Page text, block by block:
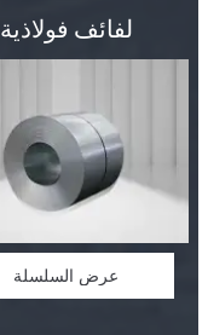
لفائف فولاذية
عرض السلسلة